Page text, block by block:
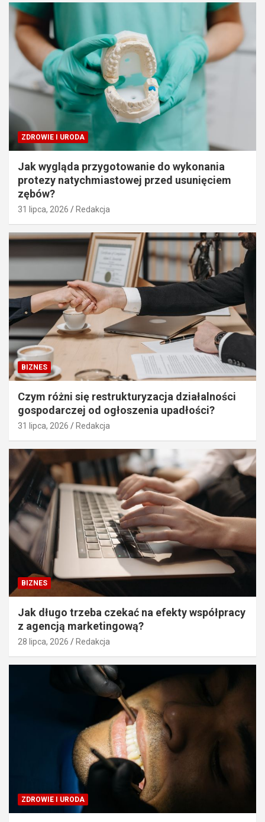
ZDROWIE I URODA
Jak wygląda przygotowanie do wykonania
protezy natychmiastowej przed usunięciem
zębów?
31 lipca, 2026 Redakcja
BIZNES
Czym różni się restrukturyzacja działalności
gospodarczej od ogłoszenia upadłości?
31 lipca, 2026 Redakcja
BIZNES
Jak długo trzeba czekać na efekty współpracy
z agencją marketingową?
28 lipca, 2026 Redakcja
ZDROWIE I URODA